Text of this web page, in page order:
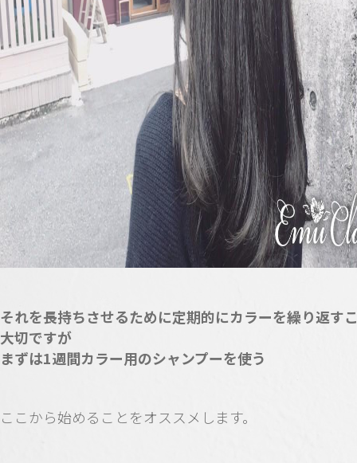
それを長持ちさせるために定期的にカラーを繰り返す
大切ですが
まずは1週間カラー用のシャンプーを使う
ここから始めることをオススメします。